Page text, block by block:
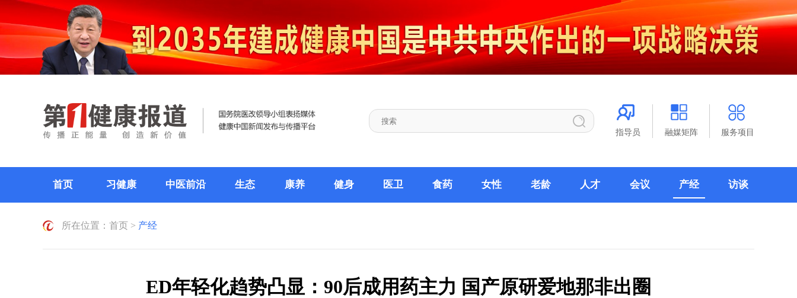
指导员 融媒矩阵 服务项目
首页 习健康 中医前沿 生态 康养 健身 医卫 食药 女性 老龄 人才 会议 产经 访谈
所在位置： 首页 > 产经
ED年轻化趋势凸显：90后成用药主力 国产原研爱地那非出圈